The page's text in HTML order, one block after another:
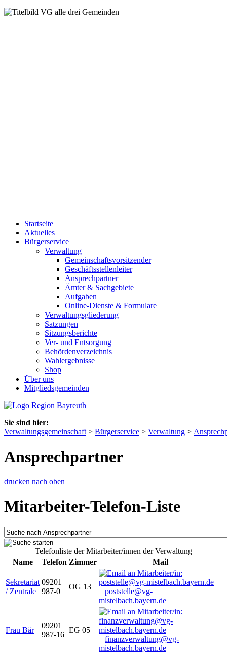
Startseite
Aktuelles
Bürgerservice
Verwaltung
Gemeinschaftsvorsitzender
Geschäftsstellenleiter
Ansprechpartner
Ämter & Sachgebiete
Aufgaben
Online-Dienste & Formulare
Verwaltungsgliederung
Satzungen
Sitzungsberichte
Ver- und Entsorgung
Behördenverzeichnis
Wahlergebnisse
Shop
Über uns
Mitgliedsgemeinden
Sie sind hier:
Verwaltungsgemeinschaft > Bürgerservice > Verwaltung >
Ansprechpartner
drucken nach oben
Mitarbeiter-Telefon-Liste
Telefonliste der Mitarbeiter/innen der Verwaltung
Name
Telefon Zimmer Mail
Sekretariat
/ Zentrale
09201
987-0
OG 13
poststelle@vg-
mistelbach.bayern.de
Frau Bär
09201
987-16
EG 05
finanzverwaltung@vg-
mistelbach.bayern.de